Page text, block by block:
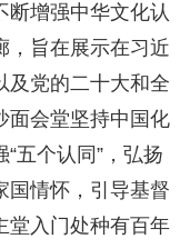
断增强中华文化认
，旨在展示在习近
及党的二十大和全
面会堂坚持中国化
“五个认同” ，弘扬
国情怀，引导基督
堂入门处种有百年